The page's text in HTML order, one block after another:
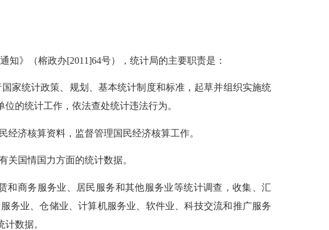
知》（榕政办[2011]64号），统计局的主要职责是：
家统计政策、规划、基本统计制度和标准，起草并组织实施统
的统计工作，依法查处统计违法行为。
经济核算资料，监督管理国民经济核算工作。
关国情国力方面的统计数据。
和商务服务业、居民服务和其他服务业等统计调查，收集、汇
务业、仓储业、计算机服务业、软件业、科技交流和推广服务
数据。